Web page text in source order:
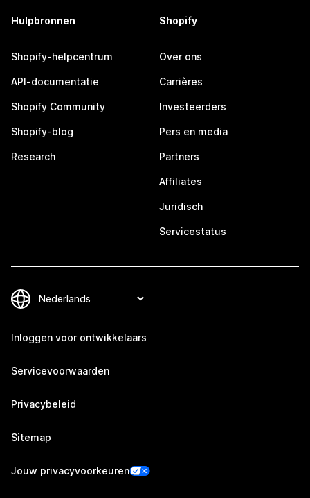
Hulpbronnen
Shopify-helpcentrum
API-documentatie
Shopify Community
Shopify-blog
Research
Shopify
Over ons
Carrières
Investeerders
Pers en media
Partners
Affiliates
Juridisch
Servicestatus
Inloggen voor ontwikkelaars
Servicevoorwaarden
Privacybeleid
Sitemap
Jouw privacyvoorkeuren